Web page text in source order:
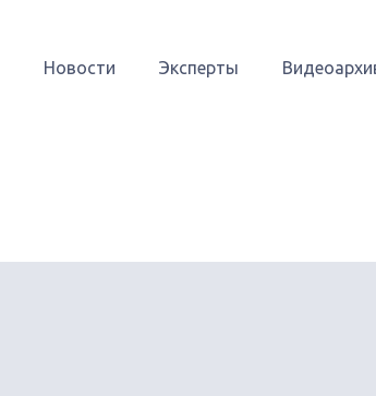
Новости Эксперты